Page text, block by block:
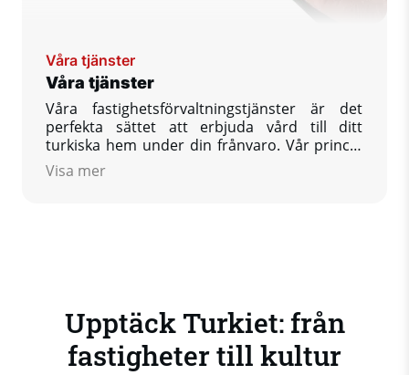
Våra tjänster
Våra tjänster
Våra fastighetsförvaltningstjänster är det
perfekta sättet att erbjuda vård till ditt
turkiska hem under din frånvaro. Vår princip
är att ge dig som kund, så mycket hjälp som
du behöver för att göra din egendom, efter
Visa mer
Upptäck Turkiet: från
fastigheter till kultur